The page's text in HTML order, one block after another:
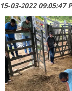
15-03-2022 09:05:47